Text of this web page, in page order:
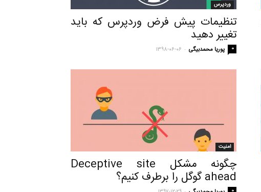
وردپرس
تنظیمات پیش فرض وردپرس که باید
تغییر دهید
پوریا محمدبیگی - ۱۳۹۸-۰۶-۰۶ 0
امنیت
چگونه مشکل Deceptive site
ahead گوگل را برطرف کنیم؟